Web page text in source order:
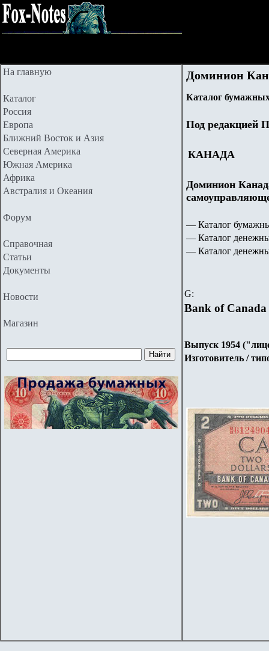
На главную
Каталог
Россия
Европа
Ближний Восток и Азия
Северная Америка
Южная Америка
Африка
Австралия и Океания
Форум
Справочная
Статьи
Документы
Новости
Магазин
Доминион
Каталог
Под редакцией
КАНАДА
Доминион
— Каталог
— Каталог
— Каталог
G:
Bank of Canada
Выпуск 1954
Изготовитель /